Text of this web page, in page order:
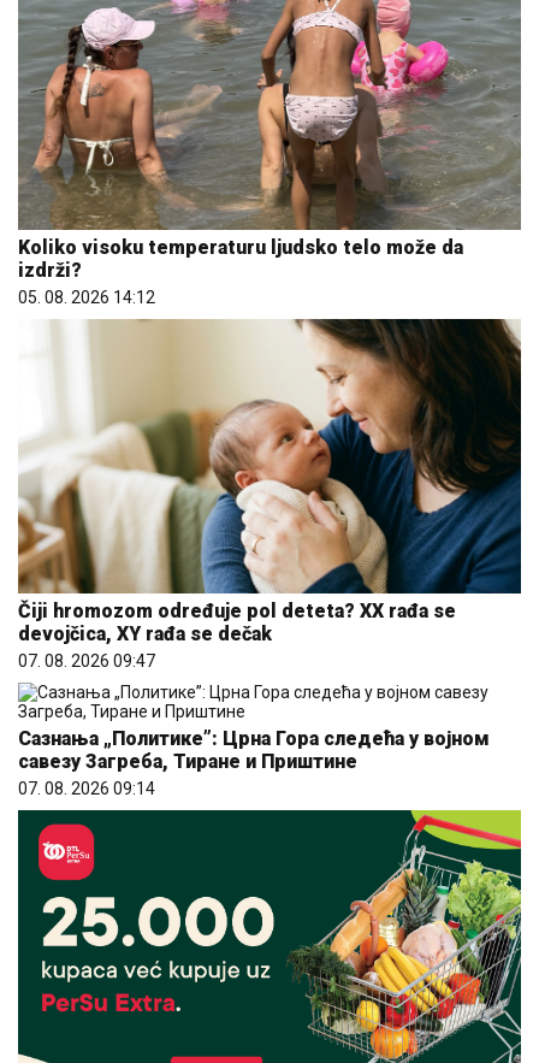
Koliko visoku temperaturu ljudsko telo može da
izdrži?
05. 08. 2026 14:12
Čiji hromozom određuje pol deteta? XX rađa se
devojčica, XY rađa se dečak
07. 08. 2026 09:47
Сазнања „Политике”: Црна Гора следећа у војном
савезу Загреба, Тиране и Приштине
07. 08. 2026 09:14